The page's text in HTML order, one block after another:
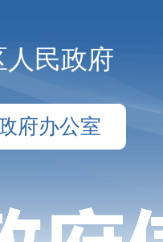
人民政府
府办公室